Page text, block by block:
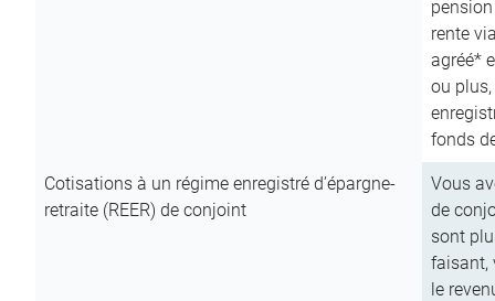
rente
agréé*
ou
fonds
Cotisations à un régime enregistré d’épargne-
retraite (REER) de conjoint
Vous
de
sont
faisant,
le